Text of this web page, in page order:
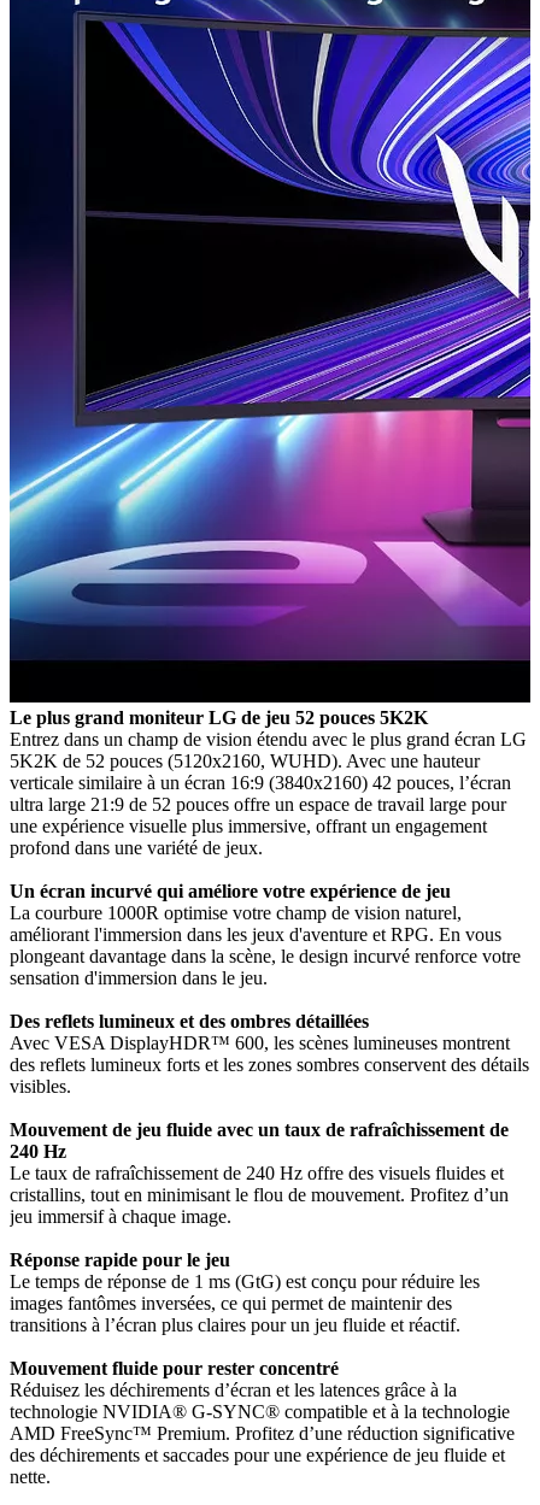
Le plus grand moniteur LG de jeu 52 pouces 5K2K
Entrez dans un champ de vision étendu avec le plus grand écran LG
5K2K de 52 pouces (5120x2160, WUHD). Avec une hauteur
verticale similaire à un écran 16:9 (3840x2160) 42 pouces, l’écran
ultra large 21:9 de 52 pouces offre un espace de travail large pour
une expérience visuelle plus immersive, offrant un engagement
profond dans une variété de jeux.
Un écran incurvé qui améliore votre expérience de jeu
La courbure 1000R optimise votre champ de vision naturel,
améliorant l'immersion dans les jeux d'aventure et RPG. En vous
plongeant davantage dans la scène, le design incurvé renforce votre
sensation d'immersion dans le jeu.
Des reflets lumineux et des ombres détaillées
Avec VESA DisplayHDR™ 600, les scènes lumineuses montrent
des reflets lumineux forts et les zones sombres conservent des détails
visibles.
Mouvement de jeu fluide avec un taux de rafraîchissement de
240 Hz
Le taux de rafraîchissement de 240 Hz offre des visuels fluides et
cristallins, tout en minimisant le flou de mouvement. Profitez d’un
jeu immersif à chaque image.
Réponse rapide pour le jeu
Le temps de réponse de 1 ms (GtG) est conçu pour réduire les
images fantômes inversées, ce qui permet de maintenir des
transitions à l’écran plus claires pour un jeu fluide et réactif.
Mouvement fluide pour rester concentré
Réduisez les déchirements d’écran et les latences grâce à la
technologie NVIDIA® G-SYNC® compatible et à la technologie
AMD FreeSync™ Premium. Profitez d’une réduction significative
des déchirements et saccades pour une expérience de jeu fluide et
nette.